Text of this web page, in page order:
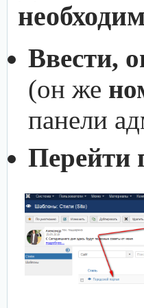
Ввести,
(он же
панели
Перейти